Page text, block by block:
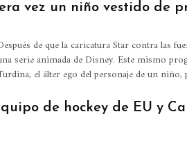
vez un niño vestido de
de que la caricatura Star contra las
serie animada de Disney. Este mismo
el álter ego del personaje de un
de hockey de EU y